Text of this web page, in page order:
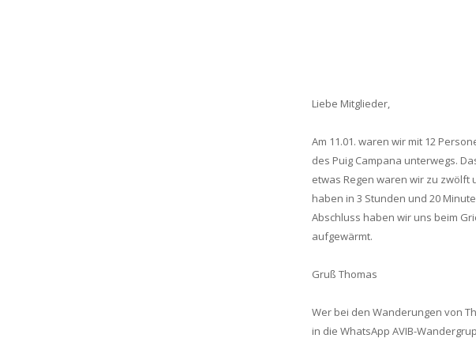
Liebe Mitglieder,
Am 11.01. waren wir mit 12
des Puig Campana unterwegs.
etwas Regen waren wir zu zwölft
haben in 3 Stunden und 20
Abschluss haben wir uns beim
aufgewärmt.
Gruß Thomas
Wer bei den Wanderungen von
in die WhatsApp AVIB-